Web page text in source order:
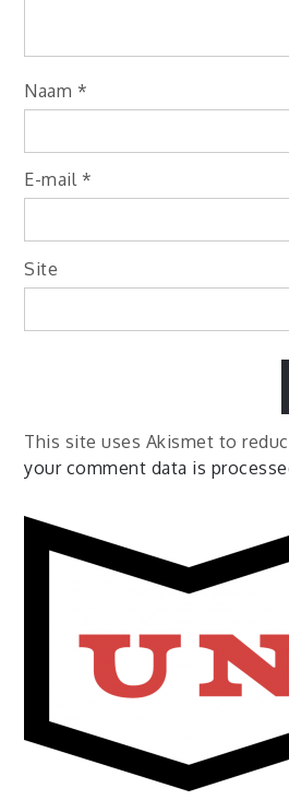
Naam *
E-mail *
Site
This site uses Akismet to
your comment data is